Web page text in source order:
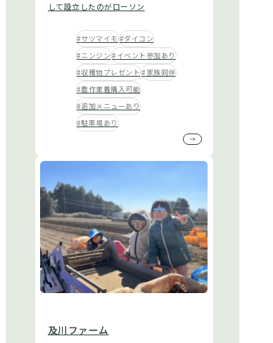
して設立したのがローソン
サツマイモ
ダイコン
ニンジン
イベント参加あり
収穫物プレゼント
家族同伴
農作業着購入可能
追加メニューあり
駐車場あり
及川ファーム